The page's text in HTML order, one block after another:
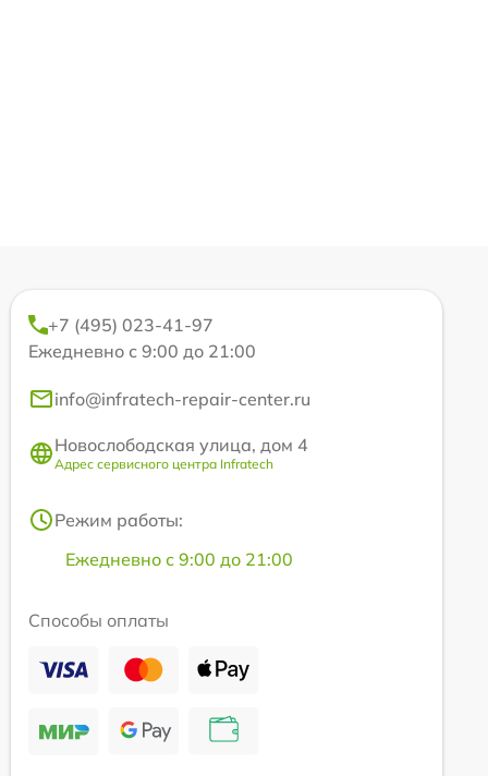
+7 (495) 023-41-97
Ежедневно с 9:00 до 21:00
info@infratech-repair-center.ru
Новослободская улица, дом 4
Адрес сервисного центра Infratech
Режим работы:
Ежедневно с 9:00 до 21:00
Способы оплаты